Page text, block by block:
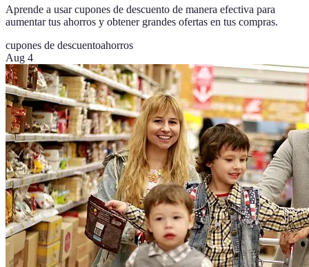
Aprende a usar cupones de descuento de manera efectiva para
aumentar tus ahorros y obtener grandes ofertas en tus compras.
cupones de descuentoahorros
Aug 4